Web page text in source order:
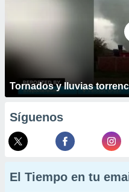
Tornados y lluvias
Síguenos
El Tiempo en tu